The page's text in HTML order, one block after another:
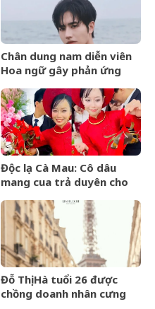
Chân dung nam diễn viên
Hoa ngữ gây phản ứng
Độc lạ Cà Mau: Cô dâu
mang cua trả duyên cho
Đỗ Thị Hà tuổi 26 được
chồng doanh nhân cưng